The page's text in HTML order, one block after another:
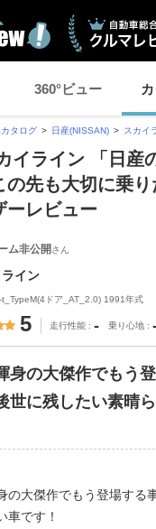
360°ビュー
タログ 日産(NISSAN) スカイ
イライン 「日産
の先も大切に乗
ーレビュー
ム非公開さん
イン
t_TypeM(4ドア_AT_2.0) 1991年式
5 走行性能 - 乗り心地
身の大傑作でもう
世に残したい素晴
の大傑作でもう登場する
車です！